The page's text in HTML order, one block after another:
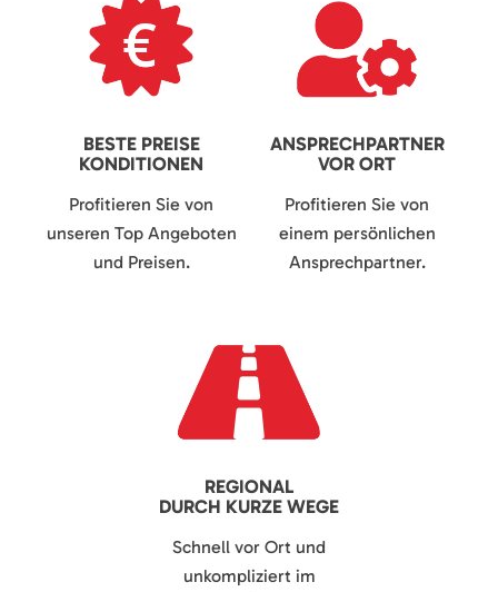
BESTE PREISE
KONDITIONEN
Profitieren Sie von
unseren Top Angeboten
und Preisen.
ANSPRECHPARTNER
VOR ORT
Profitieren Sie von
einem persönlichen
Ansprechpartner.
REGIONAL
DURCH KURZE WEGE
Schnell vor Ort und
unkompliziert im